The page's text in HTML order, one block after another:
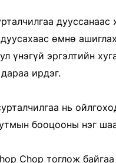
дуусахаас өмнө
үнэгүй эргэлтийн
ирдэг.
нь
бооцооны нэг
Chop тоглож